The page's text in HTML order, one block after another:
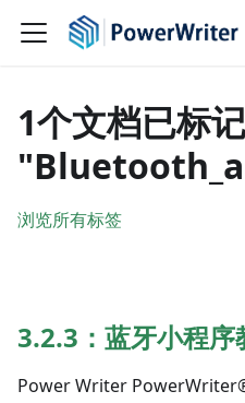
1个文档已标
浏览所有标签
3.2.3：蓝牙小程序
Power Writer